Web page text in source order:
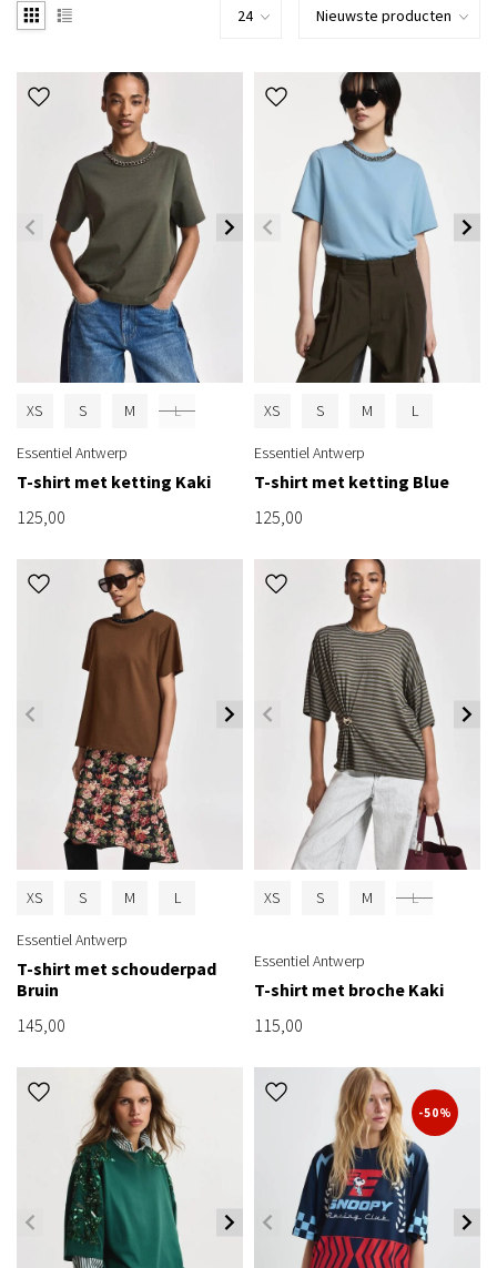
XS S M L
Essentiel Antwerp
T-shirt met ketting Kaki
125,00
XS S M L
Essentiel Antwerp
T-shirt met ketting Blue
125,00
XS S M L
Essentiel Antwerp
T-shirt met schouderpad
Bruin
145,00
XS S M L
Essentiel Antwerp
T-shirt met broche Kaki
115,00
-50%